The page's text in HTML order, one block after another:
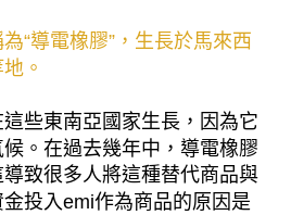
“導電橡膠”，生長於馬來西
。
些東南亞國家生長，因為它
。在過去幾年中，導電橡膠
致很多人將這種替代商品與
投入emi作為商品的原因是